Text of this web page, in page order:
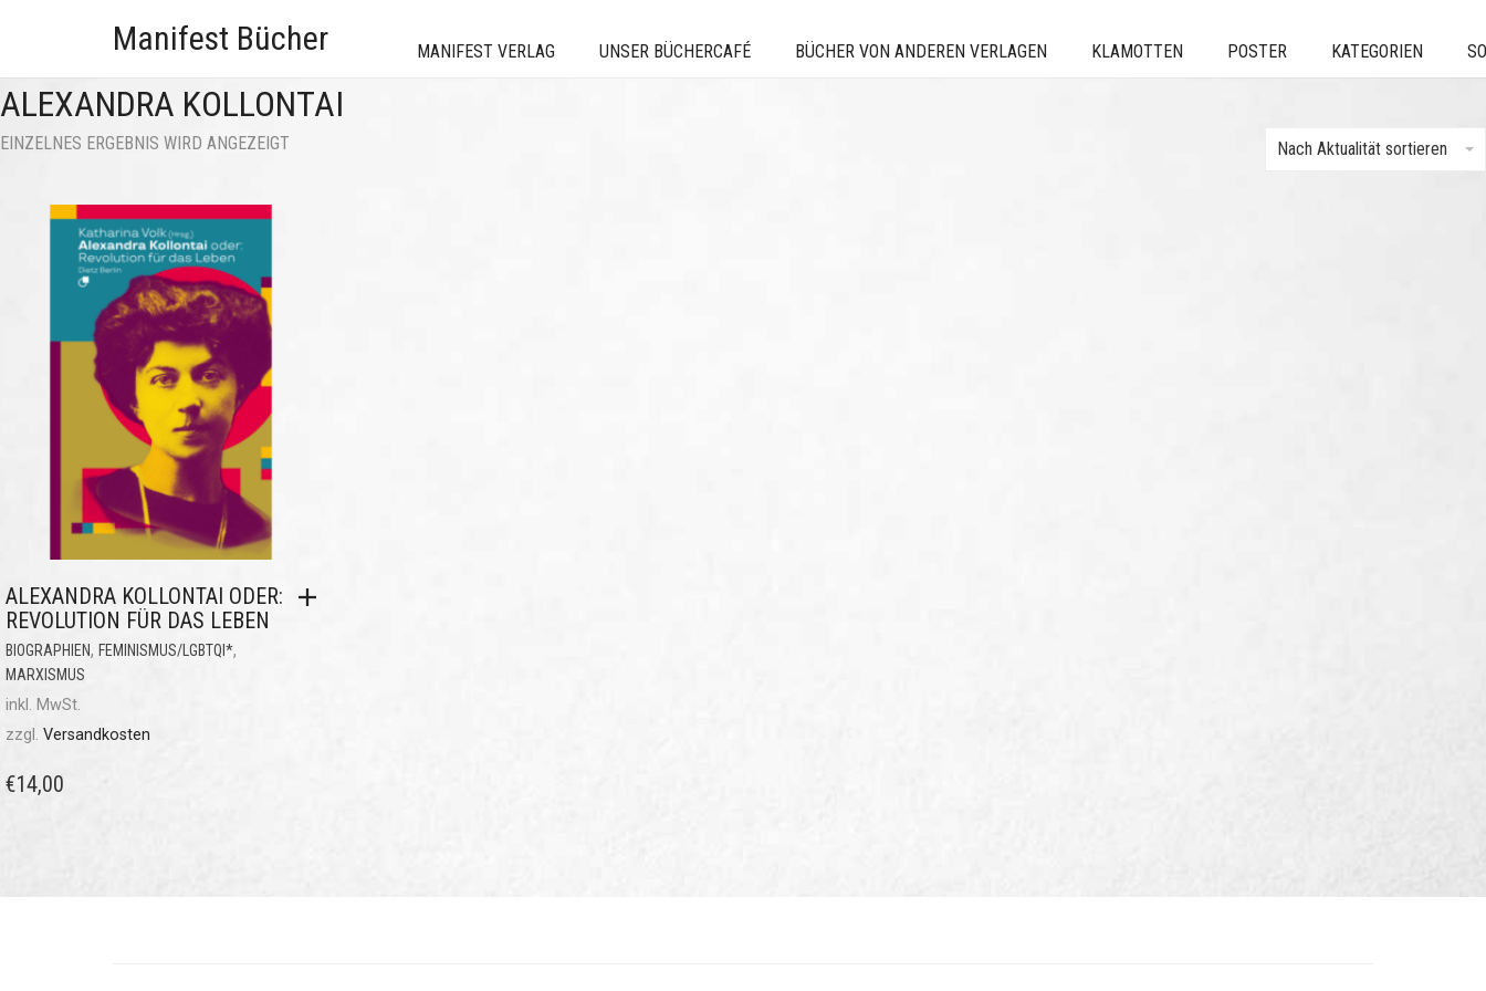
Manifest Bücher MANIFEST VERLAG UNSER BÜCHERCAFÉ BÜCHER VON ANDEREN VERLAGEN KLAMOTTEN POSTER KATEGORIEN
ALEXANDRA KOLLONTAI
EINZELNES ERGEBNIS WIRD ANGEZEIGT Nach Aktualität sortieren
ALEXANDRA KOLLONTAI ODER:
REVOLUTION FÜR DAS LEBEN
BIOGRAPHIEN, FEMINISMUS/LGBTQI*,
MARXISMUS
inkl. MwSt.
zzgl. Versandkosten
€14,00